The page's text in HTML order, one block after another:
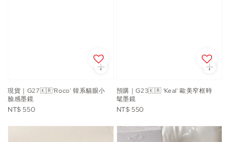
現貨｜G27🇰🇷'Roco' 韓系貓眼小
臉感墨鏡
Regular
NT$ 550
預購｜G23🇰🇷 'Keal' 歐美窄框時
髦墨鏡
Regular
NT$ 550